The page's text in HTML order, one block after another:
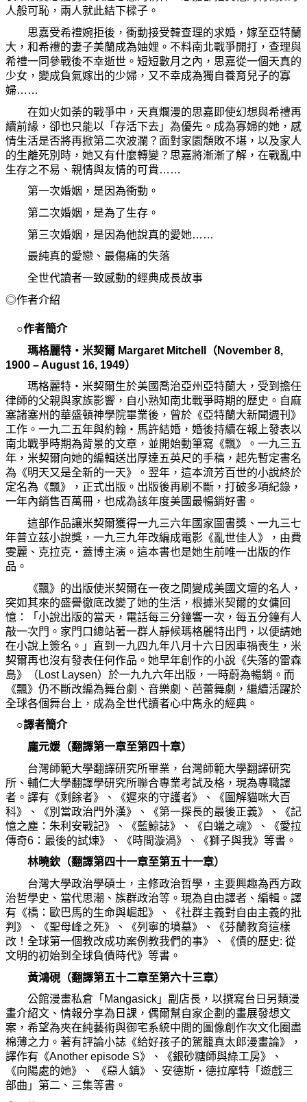
人般可恥，兩人就此結下樑子。
思嘉受希禮婉拒後，衝動接受韓查理的求婚，嫁至亞特蘭
大，和希禮的妻子美蘭成為妯娌 。不料南北戰爭開打， 查理與
希禮一同參戰後不幸逝世。短短數月之內，思嘉從一個天真的
少女，變成負氣嫁出的少婦，又不幸成為獨自養育兒子的寡
婦……
在如火如荼的戰爭中，天真爛漫的思嘉即使幻想與希禮再
續前緣，卻也只能以「存活下去」 為優先。成為寡婦的她 ，感
情生活是否將再掀第二次波瀾？面對家園頹敗不堪，以及家人
的生離死別時， 她又有什麼轉變？思嘉將漸漸了解，在戰亂中
生存之不易、親情與友情的可貴……
第一次婚姻，是因為衝動。
第二次婚姻，是為了生存。
第三次婚姻，是因為他說真的愛她……
最純真的愛戀、最傷痛的失落
全世代讀者一致感動的經典成長故事
◎作者介紹
○作者簡介
瑪格麗特 ‧ 米契爾 Margaret Mitchell（November 8,
1900 – August 16, 1949）
瑪格麗特 ‧ 米契爾生於美國喬治亞州亞特蘭大，受到擔任
律師的父親與家族影響，自小熟知南北戰爭時期的歷史。自麻
塞諸塞州的華盛頓神學院畢業後，曾於《亞特蘭大新聞週刊》
工作。一九二五年與約翰‧馬許結婚，婚後持續在報上發表以
南北戰爭時期為背景的文章，並開始動筆寫《飄》。一九三五
年，米契爾向她的編輯送出厚達五英尺的手稿，起先暫定書名
為《明天又是全新的一天》。翌年，這本流芳百世的小說終於
定名為《飄》，正式出版。出版後再刷不斷，打破多項紀錄，
一年內銷售百萬冊，也成為該年度美國最暢銷好書。
這部作品讓米契爾獲得一九三六年國家圖書獎、一九三七
年普立茲小說獎，一九三九年改編成電影《亂世佳人》，由費
雯麗、克拉克‧蓋博主演。這本書也是她生前唯一出版的作
品。
《飄》的出版使米契爾在一夜之間變成美國文壇的名人，
突如其來的盛譽徹底改變了她的生活，根據米契爾的女傭回
憶：「小說出版的當天，電話每三分鐘響一次，每五分鐘有人
敲一次門。家門口總站著一群人靜候瑪格麗特出門，以便請她
在小說上簽名。」直到一九四九年八月十六日因車禍喪生，米
契爾再也沒有發表任何作品。她早年創作的小說《失落的雷森
島》（Lost Laysen）於一九九六年出版，一時蔚為暢銷。而
《飄》仍不斷改編為舞台劇、音樂劇、芭蕾舞劇，繼續活躍於
全球各個舞台上，成為全世代讀者心中雋永的經典。
○譯者簡介
龐元媛（翻譯第一章至第四十章）
台灣師範大學翻譯研究所畢業，台灣師範大學翻譯研究
所、輔仁大學翻譯學研究所聯合專業考試及格，現為專職譯
者。譯有《剩餘者》、《遲來的守護者》、《圖解貓咪大百
科》、《別當政治門外漢》、《第一探長的最後正義》、《記
憶之塵：朱利安戰記》、《藍鯨誌》、《白蟻之魂》、《愛拉
傳奇6：最後的試煉》、《時間漩渦》、《獅子與我》等書。
林曉欽（翻譯第四十一章至第五十一章）
台灣大學政治學碩士，主修政治哲學，主要興趣為西方政
治哲學史、當代思潮、族群政治等。現為自由譯者、編輯。譯
有《橋：歐巴馬的生命與崛起》、《社群主義對自由主義的批
判》、《聖母峰之死》、《列寧的墳墓》、《芬蘭教育這樣
改！全球第一個教改成功案例教我們的事》、《債的歷史: 從
文明的初始到全球負債時代》等書。
黃鴻硯（翻譯第五十二章至第六十三章）
公館漫畫私倉「Mangasick」副店長，以撰寫台日另類漫
畫介紹文、情報分享為日課，偶爾幫自家企劃的畫展發想文
案，希望為夾在純藝術與御宅系統中間的圖像創作次文化圈盡
棉薄之力。著有評論小誌《給好孩子的駕籠真太郎漫畫論》，
譯作有《Another episode S》、《銀砂糖師與綠工房》、
《向陽處的她》、 《惡人鎮》、安德斯‧德拉摩特「遊戲三
部曲」第二、三集等書。